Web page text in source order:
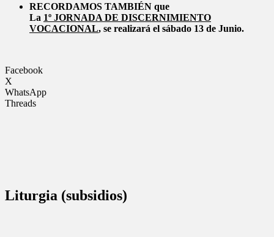
RECORDAMOS TAMBIÉN que
La 1º JORNADA DE DISCERNIMIENTO
VOCACIONAL, se realizará el sábado 13 de Junio.
Facebook
X
WhatsApp
Threads
Liturgia (subsidios)